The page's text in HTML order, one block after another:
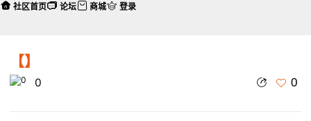
【】
0 0
社区首页 论坛 商城 登录